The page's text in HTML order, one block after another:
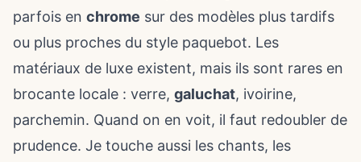
parfois en chrome sur des modèles plus tardifs
ou plus proches du style paquebot. Les
matériaux de luxe existent, mais ils sont rares en
brocante locale : verre, galuchat, ivoirine,
parchemin. Quand on en voit, il faut redoubler de
prudence. Je touche aussi les chants, les